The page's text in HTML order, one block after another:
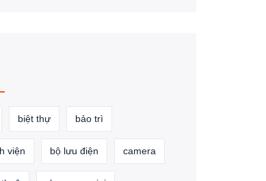
biệt thự bảo trì
viện bộ lưu điện camera